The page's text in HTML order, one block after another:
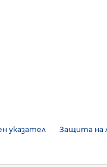
указател Защита на